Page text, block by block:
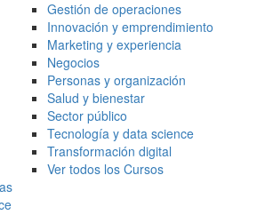
Gestión de operaciones
Innovación y emprendimiento
Marketing y experiencia
Negocios
Personas y organización
Salud y bienestar
Sector público
Tecnología y data science
Transformación digital
Ver todos los Cursos